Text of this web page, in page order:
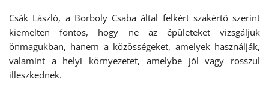
Csák László, a Borboly Csaba által felkért szakértő szerint
kiemelten fontos, hogy ne az épületeket vizsgáljuk
önmagukban, hanem a közösségeket, amelyek használják,
valamint a helyi környezetet, amelybe jól vagy rosszul
illeszkednek.